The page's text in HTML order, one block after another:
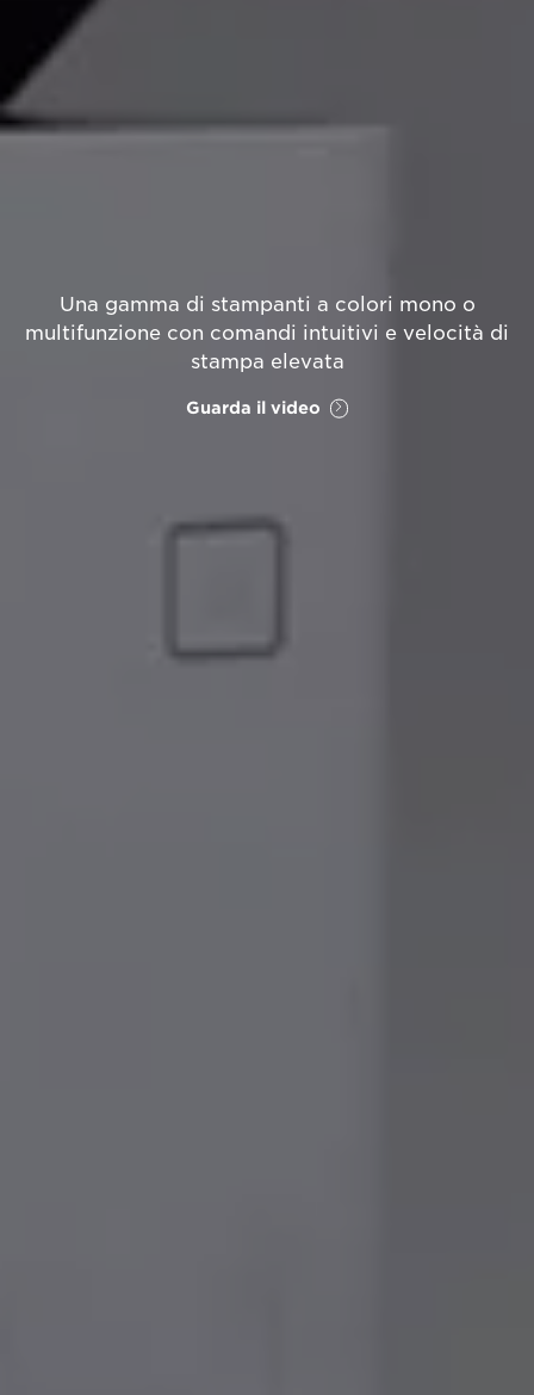
Una gamma di stampanti a colori mono o
multifunzione con comandi intuitivi e velocità di
stampa elevata
Guarda il video